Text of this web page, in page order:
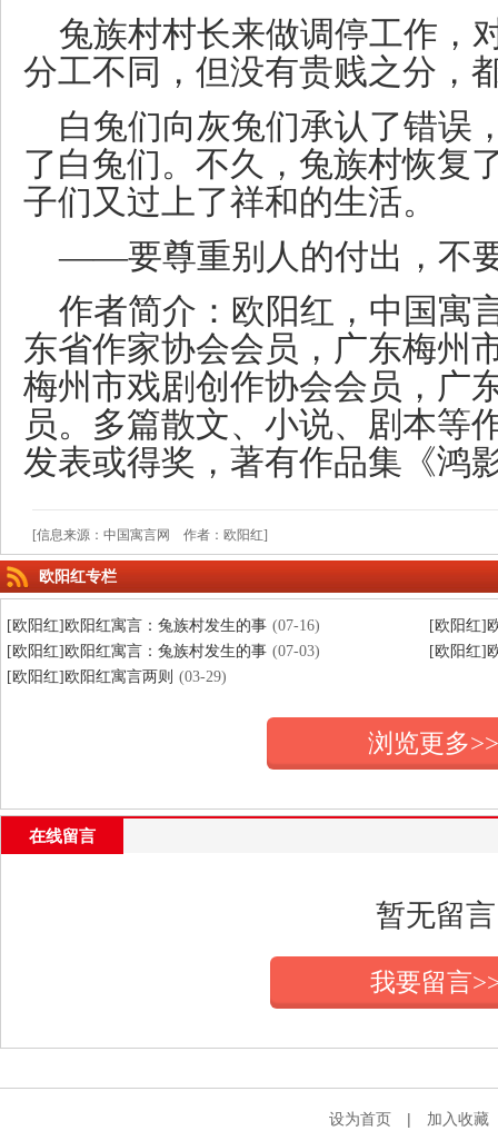
兔族村村长来做调停工作，
分工不同，但没有贵贱之分，
白兔们向灰兔们承认了错误
了白兔们。不久，兔族村恢复
子们又过上了祥和的生活。
——要尊重别人的付出，不
作者简介：欧阳红，中国寓
东省作家协会会员，广东梅州
梅州市戏剧创作协会会员，广
员。多篇散文、小说、剧本等
发表或得奖，著有作品集《鸿
[信息来源：中国寓言网 作者：欧阳红]
欧阳红专栏
[欧阳红]欧阳红寓言：兔族村发生的事 (07-16)
[欧阳红]
[欧阳红]欧阳红寓言：兔族村发生的事 (07-03)
[欧阳红]
[欧阳红]欧阳红寓言两则 (03-29)
浏览更多>>
在线留言
暂无留言
我要留言
设为首页 | 加入收藏